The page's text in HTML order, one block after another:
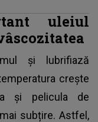
uleiul
și lubrifiază
crește
și pelicula de
subțire. Astfel,